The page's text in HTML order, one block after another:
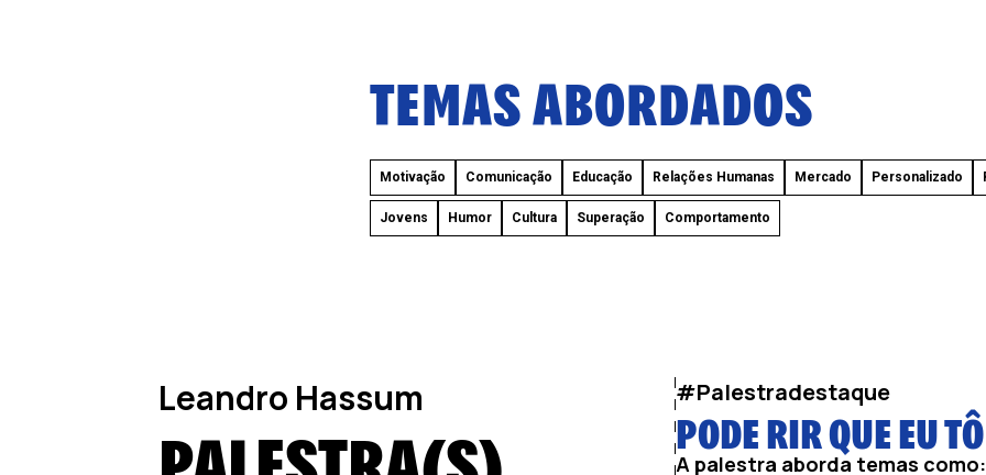
TEMAS ABORDADOS
Motivação Comunicação Educação Relações Humanas Mercado Personalizado
Jovens Humor Cultura Superação Comportamento
Leandro Hassum #Palestradestaque
PODE RIR QUE EU
A palestra aborda temas